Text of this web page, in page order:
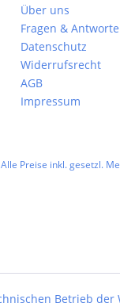
Über uns
Fragen &
Datenschutz
Widerrufsrecht
AGB
Impressum
Preise inkl. gesetzl.
Betrieb